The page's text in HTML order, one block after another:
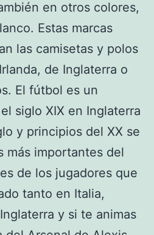
en otros colores,
Estas marcas
las camisetas y polos
de Inglaterra o
El fútbol es un
siglo XIX en Inglaterra
y principios del XX se
más importantes del
de los jugadores que
tanto en Italia,
y si te animas